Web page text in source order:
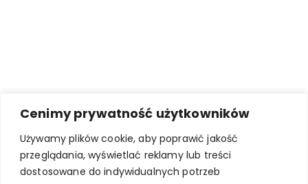
Cenimy prywatność użytkowników
Używamy plików cookie, aby poprawić jakość
przeglądania, wyświetlać reklamy lub treści
dostosowane do indywidualnych potrzeb